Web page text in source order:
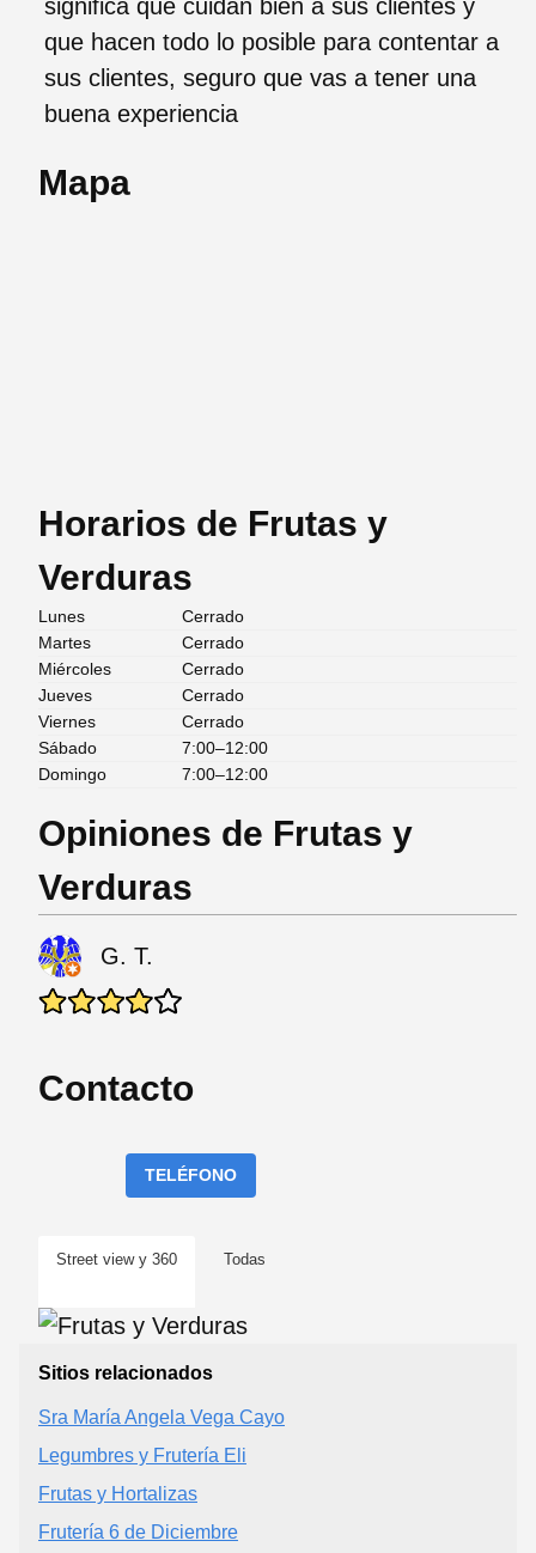
significa que cuidan bien a sus clientes y
que hacen todo lo posible para contentar a
sus clientes, seguro que vas a tener una
buena experiencia
Mapa
Horarios de Frutas y
Verduras
Lunes
Cerrado
Martes
Cerrado
Miércoles
Cerrado
Jueves
Cerrado
Viernes
Cerrado
Sábado
7:00–12:00
Domingo
7:00–12:00
Opiniones de Frutas y
Verduras
G. T.
Contacto
TELÉFONO
Street view y 360 Todas
Sitios relacionados
Sra María Angela Vega Cayo
Legumbres y Frutería Eli
Frutas y Hortalizas
Frutería 6 de Diciembre